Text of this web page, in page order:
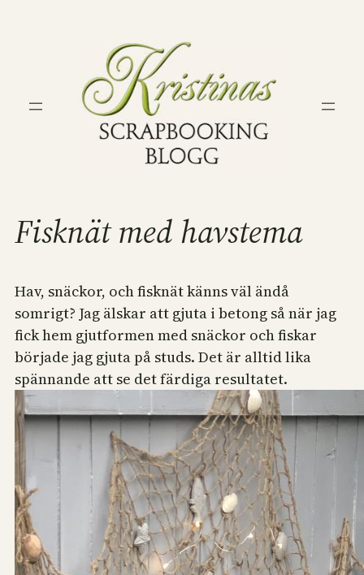
Fisknät med havstema
Hav, snäckor, och fisknät känns väl ändå
somrigt? Jag älskar att gjuta i betong så när jag
fick hem gjutformen med snäckor och fiskar
började jag gjuta på studs. Det är alltid lika
spännande att se det färdiga resultatet.